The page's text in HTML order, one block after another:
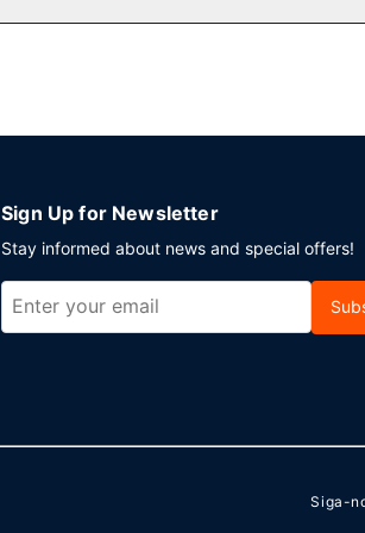
Sign Up for Newsletter
Stay informed about news and special offers!
Siga-